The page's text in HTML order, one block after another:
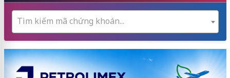
Tìm kiếm mã chứng khoán...